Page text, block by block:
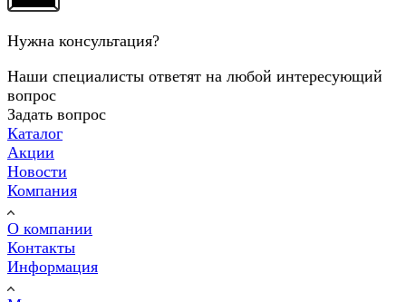
Нужна консультация?
Наши специалисты ответят на любой интересующий
вопрос
Задать вопрос
Каталог
Акции
Новости
Компания
О компании
Контакты
Информация